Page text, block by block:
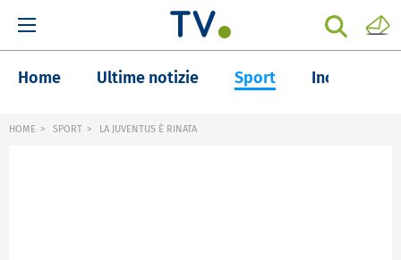
Home Ultime notizie Sport Inchieste
HOME SPORT LA JUVENTUS È RINATA